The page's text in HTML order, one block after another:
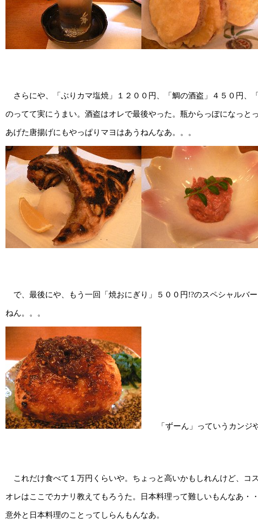
さらにや、「ぶりカマ塩焼」１２００円、「鯛の酒盗」４５０円、
のってて実にうまい。酒盗はオレで最後やった。瓶からっぽになっと
あげた唐揚げにもやっぱりマヨはあうねんなあ。。。
で、最後にや、もう一回「焼おにぎり」５００円!?のスペシャルバ
ねん。。。
「ずーん」っていうカンジや
これだけ食べて１万円くらいや。ちょっと高いかもしれんけど、コ
オレはここでカナリ教えてもろうた。日本料理って難しいもんなあ・
意外と日本料理のことってしらんもんなあ。